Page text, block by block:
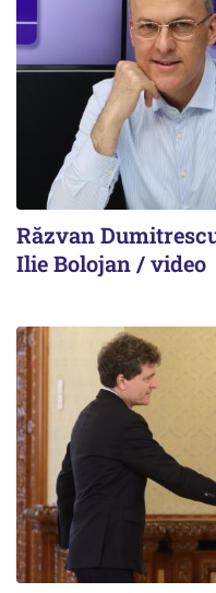
Răzvan
Ilie Bolojan / video